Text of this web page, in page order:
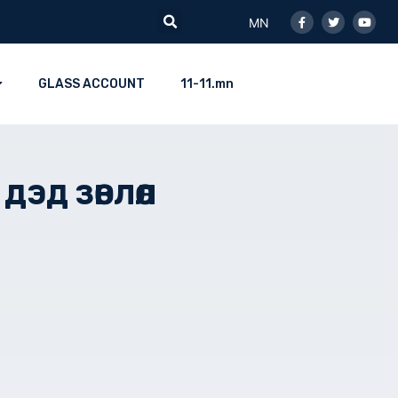
Search
MN
f
GLASS ACCOUNT 11-11.mn
ЗӨВЛӨЛ